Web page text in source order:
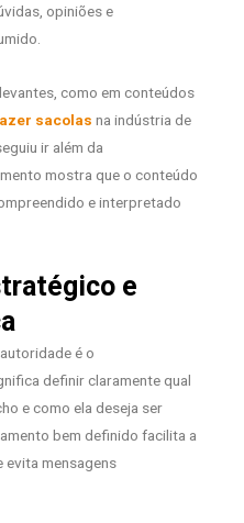
opiniões e
como em conteúdos
sacolas na indústria de
ir além da
mostra que o conteúdo
e interpretado
e
é o
definir claramente qual
e como ela deseja ser
bem definido facilita a
mensagens